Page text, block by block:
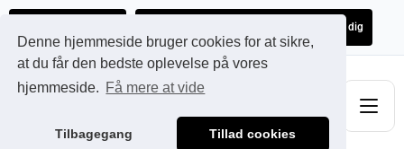
Denne hjemmeside bruger cookies for at sikre,
at du får den bedste oplevelse på vores
hjemmeside. Få mere at vide
Tilbagegang Tillad cookies
Få et uforpligtende tilbud skræddersyet til dig